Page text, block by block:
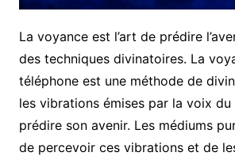
La voyance est l’art de prédire
des techniques divinatoires. La
téléphone est une méthode de
les vibrations émises par la voix
prédire son avenir. Les médiums
de percevoir ces vibrations et de